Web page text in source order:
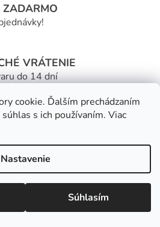
cookie. Ďalším prechádzaním
s ich používaním. Viac
Nastavenie
Súhlasím
VRÁTENIE
do 14 dní